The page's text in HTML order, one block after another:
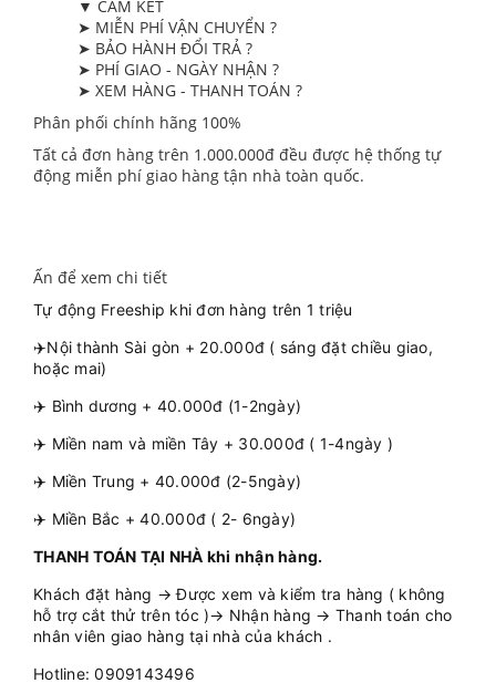
▼ CAM KẾT
➤ MIỄN PHÍ VẬN CHUYỂN ?
➤ BẢO HÀNH ĐỔI TRẢ ?
➤ PHÍ GIAO - NGÀY NHẬN ?
➤ XEM HÀNG - THANH TOÁN ?
Phân phối chính hãng 100%
Tất cả đơn hàng trên 1.000.000đ đều được hệ thống tự
động miễn phí giao hàng tận nhà toàn quốc.
Ấn để xem chi tiết
Tự động Freeship khi đơn hàng trên 1 triệu
✈️Nội thành Sài gòn + 20.000đ ( sáng đặt chiều giao,
hoặc mai)
✈️ Bình dương + 40.000đ (1-2ngày)
✈️ Miền nam và miền Tây + 30.000đ ( 1-4ngày )
✈️ Miền Trung + 40.000đ (2-5ngày)
✈️ Miền Bắc + 40.000đ ( 2- 6ngày)
THANH TOÁN TẠI NHÀ khi nhận hàng.
Khách đặt hàng → Được xem và kiểm tra hàng ( không
hỗ trợ cắt thử trên tóc )→ Nhận hàng → Thanh toán cho
nhân viên giao hàng tại nhà của khách .
Hotline: 0909143496